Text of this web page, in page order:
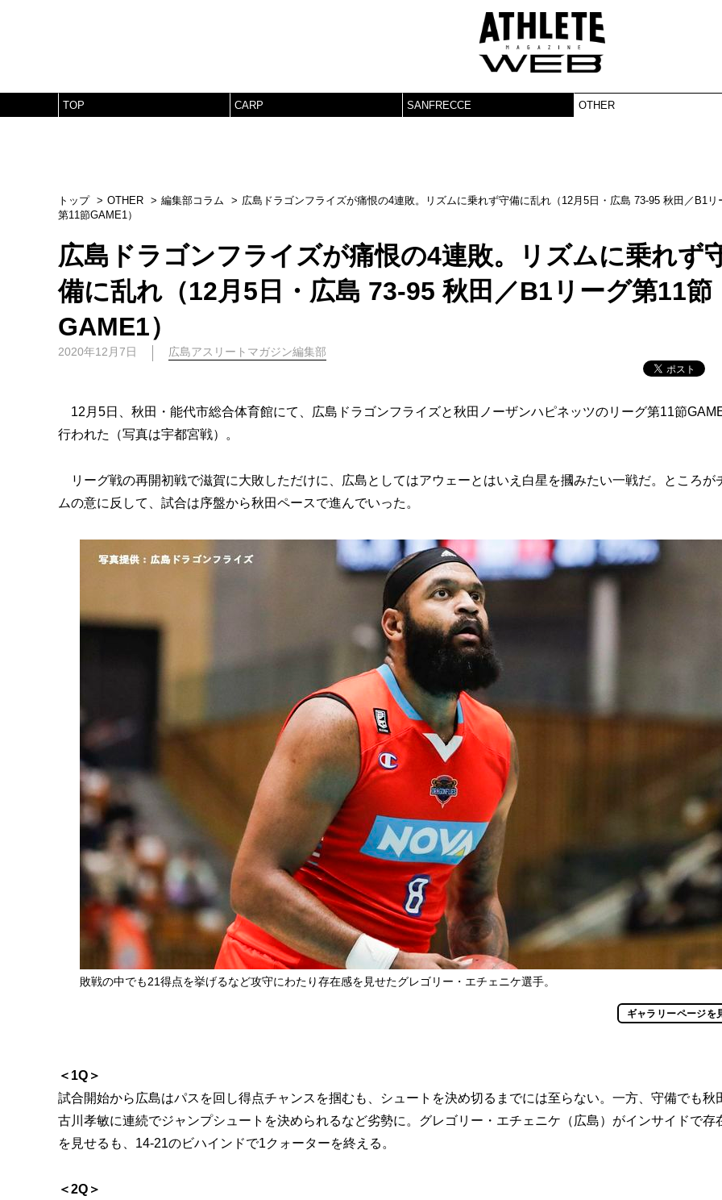
TOP CARP SANFRECCE OTHER
トップ OTHER 編集部コラム
広島ドラゴンフライズが痛恨の4連敗。リズムに乗れず守備に乱れ（12月5日・広島 73-95 秋田／B1リ
第11節GAME1）
広島ドラゴンフライズが痛恨の4連敗。リズムに乗れず
備に乱れ（12月5日・広島 73-95 秋田／B1リーグ第11節
GAME1）
2020年12月7日 広島アスリートマガジン編集部
12月5日、秋田・能代市総合体育館にて、広島ドラゴンフライズと秋田ノーザンハピネッツのリーグ第11節
行われた（写真は宇都宮戦）。
リーグ戦の再開初戦で滋賀に大敗しただけに、広島としてはアウェーとはいえ白星を摑みたい一戦だ。ところが
ムの意に反して、試合は序盤から秋田ペースで進んでいった。
敗戦の中でも21得点を挙げるなど攻守にわたり存在感を見せたグレゴリー・エチェニケ選手。
ギャラリーページを
＜1Q＞
試合開始から広島はパスを回し得点チャンスを掴むも、シュートを決め切るまでには至らない。一方、守備でも秋
古川孝敏に連続でジャンプシュートを決められるなど劣勢に。グレゴリー・エチェニケ（広島）がインサイドで存
を見せるも、14-21のビハインドで1クォーターを終える。
＜2Q＞